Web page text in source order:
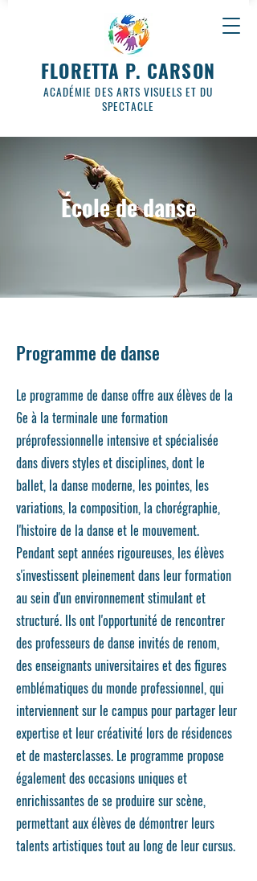
FLORETTA P. CARSON
ACADÉMIE DES ARTS VISUELS ET DU
SPECTACLE
École de danse
Programme de danse
Le programme de danse offre aux élèves de la
6e à la terminale une formation
préprofessionnelle intensive et spécialisée
dans divers styles et disciplines, dont le
ballet, la danse moderne, les pointes, les
variations, la composition, la chorégraphie,
l'histoire de la danse et le mouvement.
Pendant sept années rigoureuses, les élèves
s'investissent pleinement dans leur formation
au sein d'un environnement stimulant et
structuré. Ils ont l'opportunité de rencontrer
des professeurs de danse invités de renom,
des enseignants universitaires et des figures
emblématiques du monde professionnel, qui
interviennent sur le campus pour partager leur
expertise et leur créativité lors de résidences
et de masterclasses. Le programme propose
également des occasions uniques et
enrichissantes de se produire sur scène,
permettant aux élèves de démontrer leurs
talents artistiques tout au long de leur cursus.